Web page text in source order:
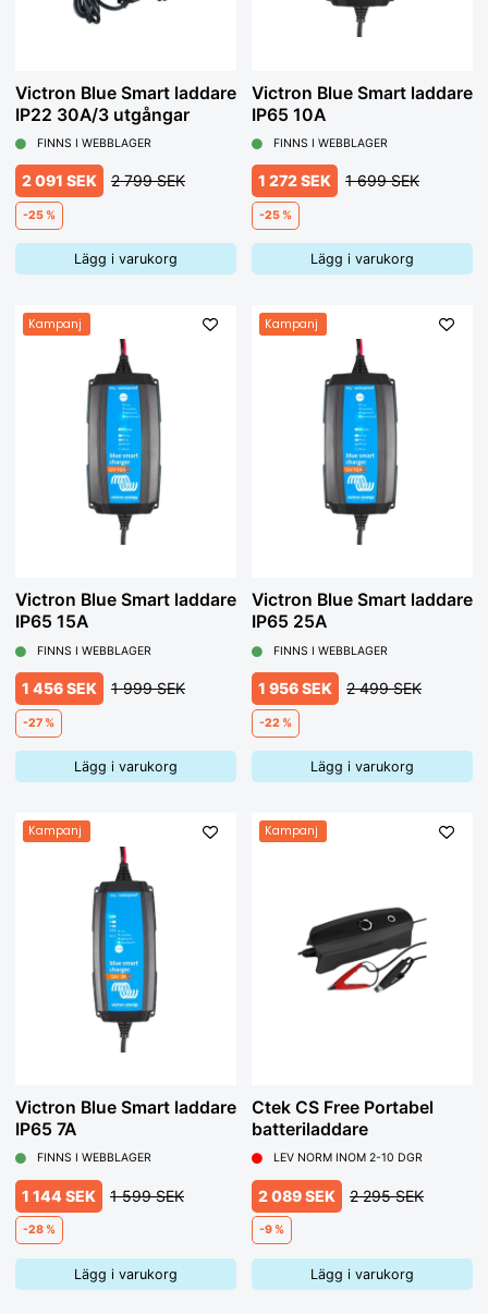
Victron Blue Smart laddare
IP22 30A/3 utgångar
FINNS I WEBBLAGER
2 091 SEK 2 799 SEK
-25 %
Lägg i varukorg
Victron Blue Smart laddare
IP65 10A
FINNS I WEBBLAGER
1 272 SEK 1 699 SEK
-25 %
Lägg i varukorg
Kampanj
Victron Blue Smart laddare
IP65 15A
FINNS I WEBBLAGER
1 456 SEK 1 999 SEK
-27 %
Lägg i varukorg
Kampanj
Victron Blue Smart laddare
IP65 25A
FINNS I WEBBLAGER
1 956 SEK 2 499 SEK
-22 %
Lägg i varukorg
Kampanj
Victron Blue Smart laddare
IP65 7A
FINNS I WEBBLAGER
1 144 SEK 1 599 SEK
-28 %
Lägg i varukorg
Kampanj
Ctek CS Free Portabel
batteriladdare
LEV NORM INOM 2-10 DGR
2 089 SEK 2 295 SEK
-9 %
Lägg i varukorg